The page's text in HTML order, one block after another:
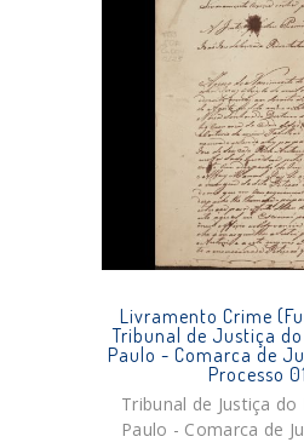
Livramento Crime
Tribunal de Justiça
Paulo - Comarca de
Processo
Tribunal de Justiça
Paulo - Comarca de